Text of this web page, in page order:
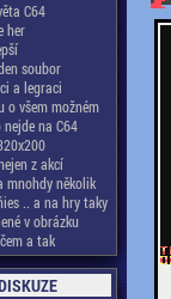
C64
her
soubor
a legraci
všem možném
na C64
z akcí
mnohdy několik
.. a na hry taky
v obrázku
a tak